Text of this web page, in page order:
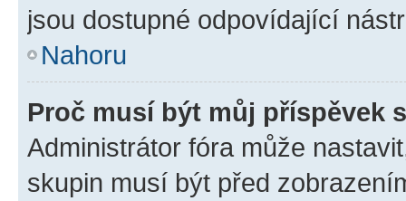
jsou dostupné odpovídající
Nahoru
Proč musí být můj příspěvek
Administrátor fóra může
skupin musí být před